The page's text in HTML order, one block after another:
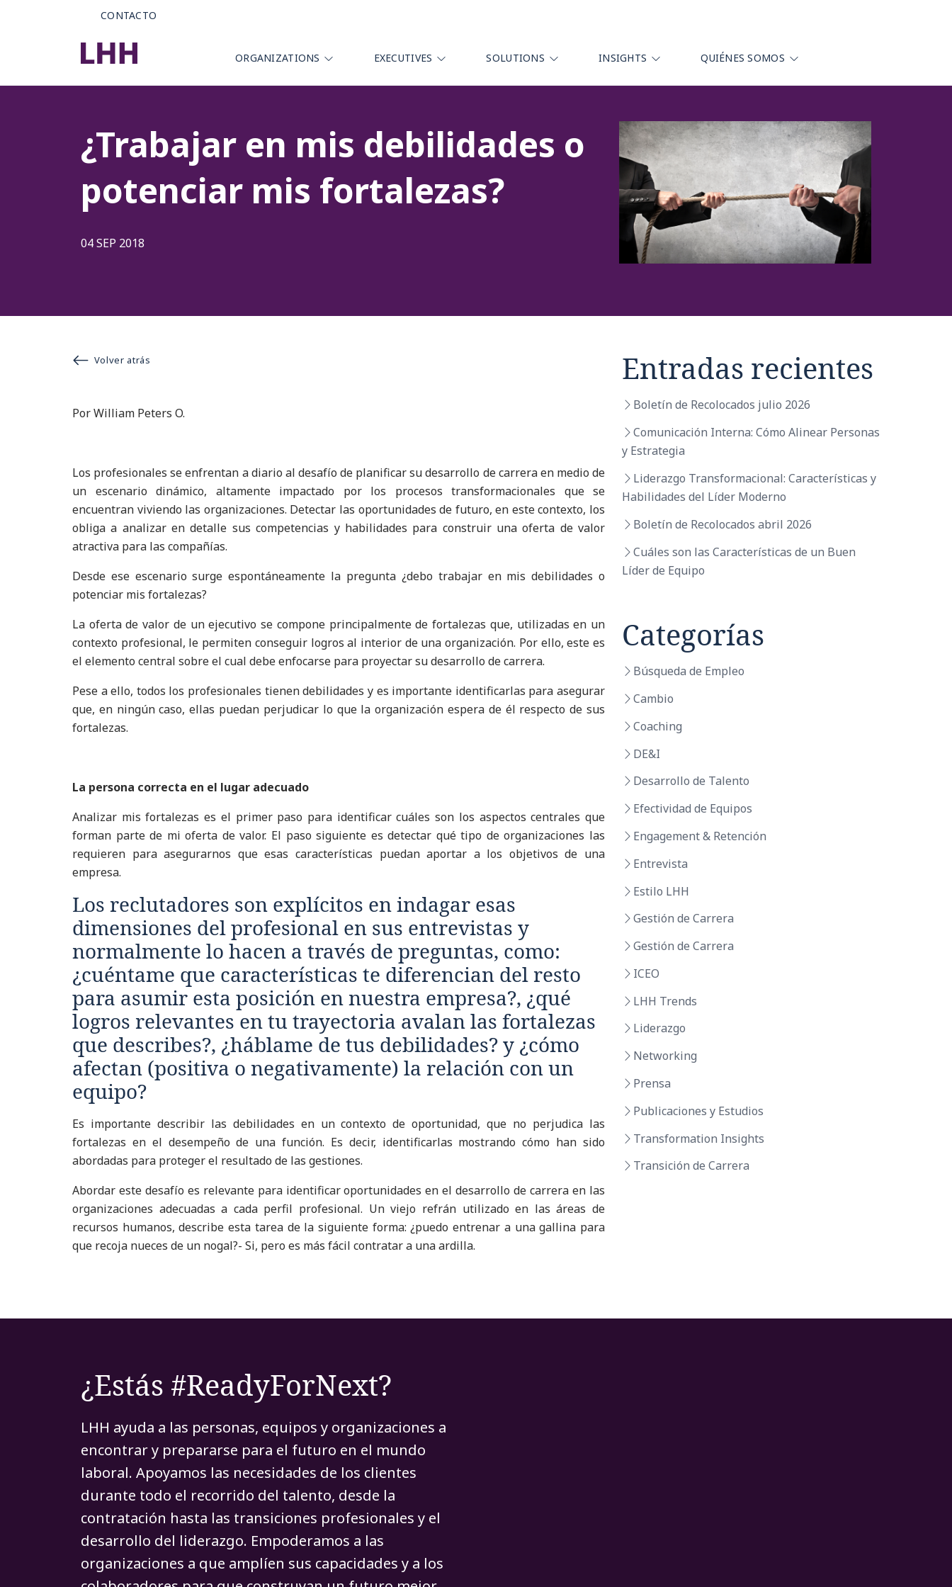
CONTACTO
ORGANIZATIONS EXECUTIVES SOLUTIONS INSIGHTS QUIÉNES SOMOS
¿Trabajar en mis debilidades o
potenciar mis fortalezas?
04 SEP 2018
Volver atrás
Por William Peters O.
Los profesionales se enfrentan a diario al desafío de planificar su desarrollo de carrera en medio de
un escenario dinámico, altamente impactado por los procesos transformacionales que se
encuentran viviendo las organizaciones. Detectar las oportunidades de futuro, en este contexto, los
obliga a analizar en detalle sus competencias y habilidades para construir una oferta de valor
atractiva para las compañías.
Desde ese escenario surge espontáneamente la pregunta ¿debo trabajar en mis debilidades o
potenciar mis fortalezas?
La oferta de valor de un ejecutivo se compone principalmente de fortalezas que, utilizadas en un
contexto profesional, le permiten conseguir logros al interior de una organización. Por ello, este es
el elemento central sobre el cual debe enfocarse para proyectar su desarrollo de carrera.
Pese a ello, todos los profesionales tienen debilidades y es importante identificarlas para asegurar
que, en ningún caso, ellas puedan perjudicar lo que la organización espera de él respecto de sus
fortalezas.
La persona correcta en el lugar adecuado
Analizar mis fortalezas es el primer paso para identificar cuáles son los aspectos centrales que
forman parte de mi oferta de valor. El paso siguiente es detectar qué tipo de organizaciones las
requieren para asegurarnos que esas características puedan aportar a los objetivos de una
empresa.
Los reclutadores son explícitos en indagar esas
dimensiones del profesional en sus entrevistas y
normalmente lo hacen a través de preguntas, como:
¿cuéntame que características te diferencian del resto
para asumir esta posición en nuestra empresa?, ¿qué
logros relevantes en tu trayectoria avalan las fortalezas
que describes?, ¿háblame de tus debilidades? y ¿cómo
afectan (positiva o negativamente) la relación con un
equipo?
Es importante describir las debilidades en un contexto de oportunidad, que no perjudica las
fortalezas en el desempeño de una función. Es decir, identificarlas mostrando cómo han sido
abordadas para proteger el resultado de las gestiones.
Abordar este desafío es relevante para identificar oportunidades en el desarrollo de carrera en las
organizaciones adecuadas a cada perfil profesional. Un viejo refrán utilizado en las áreas de
recursos humanos, describe esta tarea de la siguiente forma: ¿puedo entrenar a una gallina para
que recoja nueces de un nogal?- Si, pero es más fácil contratar a una ardilla.
Entradas recientes
Boletín de Recolocados julio 2026
Comunicación Interna: Cómo Alinear Personas
y Estrategia
Liderazgo Transformacional: Características y
Habilidades del Líder Moderno
Boletín de Recolocados abril 2026
Cuáles son las Características de un Buen
Líder de Equipo
Categorías
Búsqueda de Empleo
Cambio
Coaching
DE&I
Desarrollo de Talento
Efectividad de Equipos
Engagement & Retención
Entrevista
Estilo LHH
Gestión de Carrera
Gestión de Carrera
ICEO
LHH Trends
Liderazgo
Networking
Prensa
Publicaciones y Estudios
Transformation Insights
Transición de Carrera
¿Estás #ReadyForNext?
LHH ayuda a las personas, equipos y organizaciones a
encontrar y prepararse para el futuro en el mundo
laboral. Apoyamos las necesidades de los clientes
durante todo el recorrido del talento, desde la
contratación hasta las transiciones profesionales y el
desarrollo del liderazgo. Empoderamos a las
organizaciones a que amplíen sus capacidades y a los